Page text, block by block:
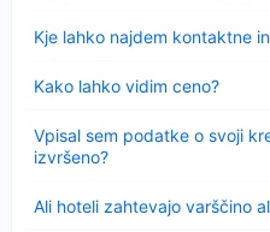
Kje lahko najdem kontaktne
Kako lahko vidim ceno?
Vpisal sem podatke o svoji
izvršeno?
Ali hoteli zahtevajo varščino